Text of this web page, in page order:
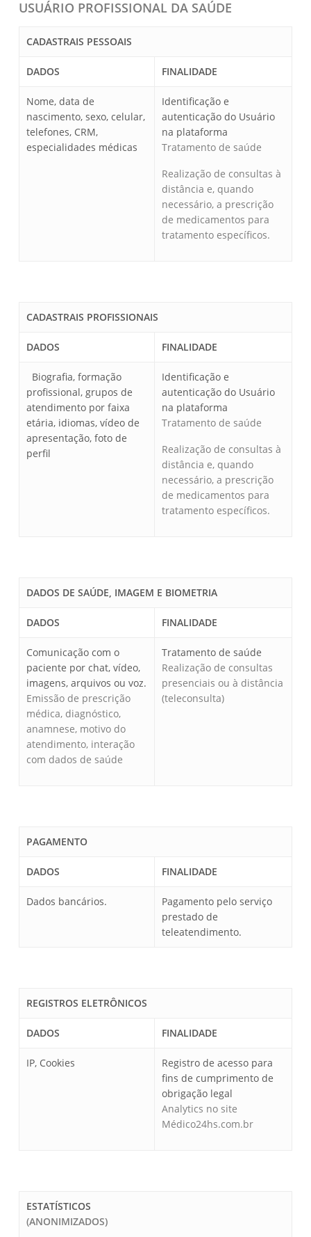
USUÁRIO PROFISSIONAL DA SAÚDE
CADASTRAIS PESSOAIS
DADOS FINALIDADE
Nome, data de
nascimento, sexo, celular,
telefones, CRM,
especialidades médicas
Identificação e
autenticação do Usuário
na plataforma
Tratamento de saúde
Realização de consultas à
distância e, quando
necessário, a prescrição
de medicamentos para
tratamento específicos.
CADASTRAIS PROFISSIONAIS
DADOS FINALIDADE
Biografia, formação
profissional, grupos de
atendimento por faixa
etária, idiomas, vídeo de
apresentação, foto de
perfil
Identificação e
autenticação do Usuário
na plataforma
Tratamento de saúde
Realização de consultas à
distância e, quando
necessário, a prescrição
de medicamentos para
tratamento específicos.
DADOS DE SAÚDE, IMAGEM E BIOMETRIA
DADOS FINALIDADE
Comunicação com o
paciente por chat, vídeo,
imagens, arquivos ou voz.
Emissão de prescrição
médica, diagnóstico,
anamnese, motivo do
atendimento, interação
com dados de saúde
Tratamento de saúde
Realização de consultas
presenciais ou à distância
(teleconsulta)
PAGAMENTO
DADOS FINALIDADE
Dados bancários.
Pagamento pelo serviço
prestado de
teleatendimento.
REGISTROS ELETRÔNICOS
DADOS FINALIDADE
IP, Cookies
Registro de acesso para
fins de cumprimento de
obrigação legal
Analytics no site
Médico24hs.com.br
ESTATÍSTICOS
(ANONIMIZADOS)